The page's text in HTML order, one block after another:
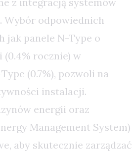
odpowiednich
jak panele N-Type o
(0.4% rocznie) w
(0.7%), pozwoli na
instalacji.
energii oraz
Management System)
aby skutecznie zarządzać